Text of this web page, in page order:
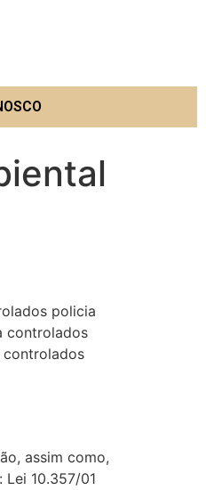
policia
controlados
assim como,
10.357/01